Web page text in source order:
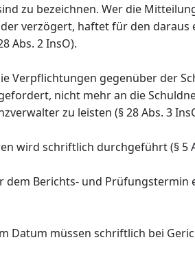
zu bezeichnen. Wer die
verzögert, haftet für den daraus
Abs. 2 InsO).
Verpflichtungen gegenüber der
nicht mehr an die
zu leisten (§ 28 Abs. 3
wird schriftlich durchgeführt (§ 5
dem Berichts- und Prüfungstermin
Datum müssen schriftlich bei